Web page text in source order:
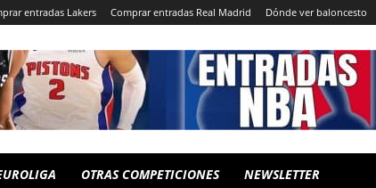
entradas Lakers Comprar entradas Real Madrid Dónde ver baloncesto
OTRAS COMPETICIONES NEWSLETTER